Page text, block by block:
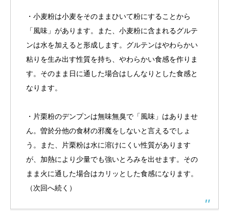
・小麦粉は小麦をそのままひいて粉にすることから
「風味」があります。また、小麦粉に含まれるグルテ
ンは水を加えると形成します。グルテンはやわらかい
粘りを生み出す性質を持ち、やわらかい食感を作りま
す。そのまま日に通した場合はしんなりとした食感と
なります。
・片栗粉のデンプンは無味無臭で「風味」はありませ
ん。曽於分他の食材の邪魔をしないと言えるでしょ
う。また、片栗粉は水に溶けにくい性質があります
が、加熱により少量でも強いとろみを出せます。その
まま火に通した場合はカリッとした食感になります。
（次回へ続く）